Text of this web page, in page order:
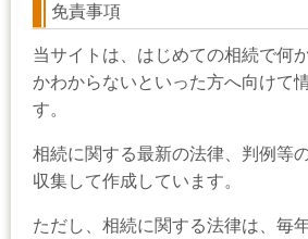
免責事項
当サイトは、はじめての相続で何
かわからないといった方へ向けて
す。
相続に関する最新の法律、判例等
収集して作成しています。
ただし、相続に関する法律は、毎